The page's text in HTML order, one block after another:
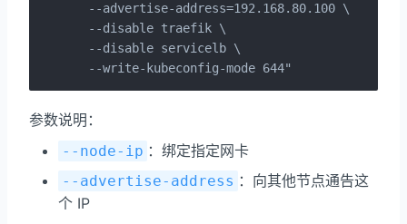
  --advertise-address=192.168.80.100 \
  --disable traefik \
  --disable servicelb \
  --write-kubeconfig-mode 644"
参数说明：
--node-ip ：绑定指定网卡
--advertise-address ：向其他节点通告这
个 IP